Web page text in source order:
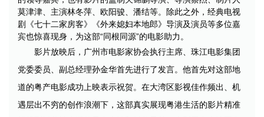
莫津津、主演林冬萍、欧阳骏、潘结等。除此之外，经典电视
剧《七十二家房客》《外来媳妇本地郎》导演及演员等多位嘉
宾也惊喜现身，为这部“同根同源”的电影助力。
影片放映后，广州市电影家协会执行主席、珠江电影集团
党委委员、副总经理孙金华首先进行了发言。他首先对这部地
道的粤产电影成功上映表示祝贺。在大湾区影视佳作频出、机
遇层出不穷的创作浪潮下，这部真实展现粤港生活的影片精准